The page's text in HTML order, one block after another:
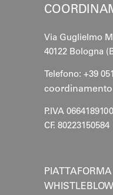
Via Guglielmo
40122 Bologna
Telefono: +39
P.IVA
CF. 80223150584